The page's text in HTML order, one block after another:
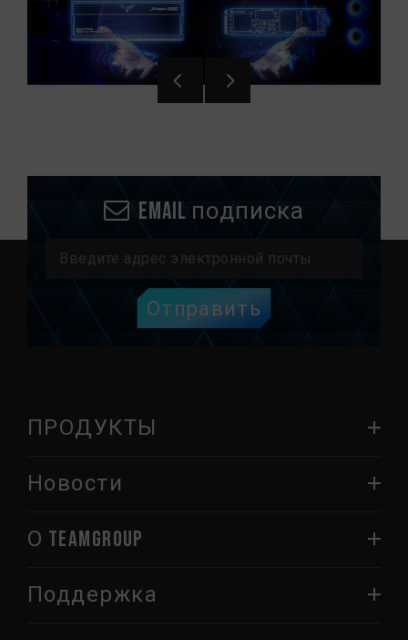
Email подписка
Отправить
ПРОДУКТЫ
Новости
О TEAMGROUP
Поддержка